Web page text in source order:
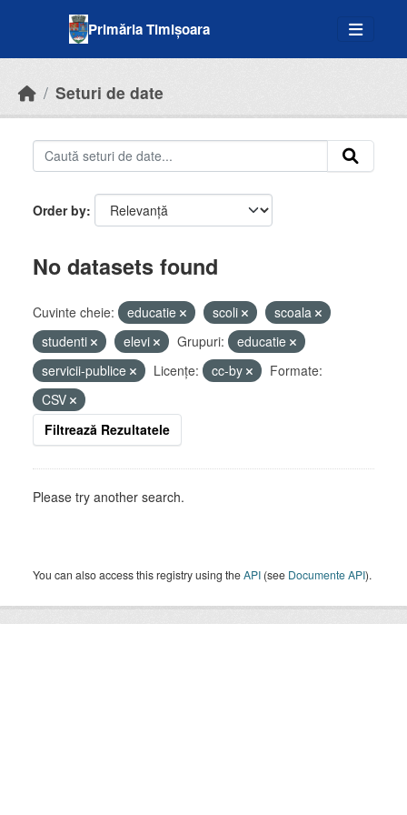
Primăria Timișoara
Seturi de date
Order by
No datasets found
Cuvinte cheie: educatie scoli
scoala
studenti
elevi Grupuri:
educatie
servicii-publice
Licenţe: cc-by
Formate:
CSV
Filtrează Rezultatele
Please try another search.
You can also access this registry using theAPI (see Documente API).